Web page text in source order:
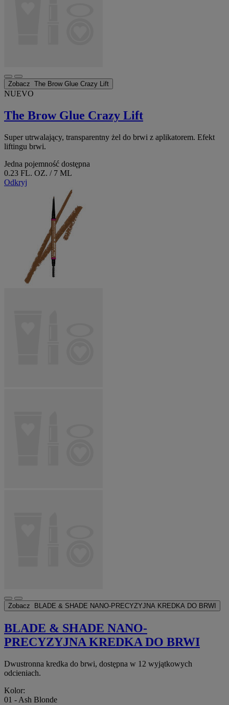
Zobacz The Brow Glue Crazy Lift
NUEVO
The Brow Glue Crazy Lift
Super utrwalający, transparentny żel do brwi z aplikatorem. Efekt
liftingu brwi.
Jedna pojemność dostępna
0.23 FL. OZ. / 7 ML
Odkryj
Zobacz BLADE & SHADE NANO-PRECYZYJNA KREDKA DO BRWI
BLADE & SHADE NANO-
PRECYZYJNA KREDKA DO BRWI
Dwustronna kredka do brwi, dostępna w 12 wyjątkowych
odcieniach.
Kolor:
01 - Ash Blonde